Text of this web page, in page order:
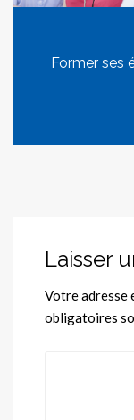
Former ses
Laisser
Votre adresse
obligatoires